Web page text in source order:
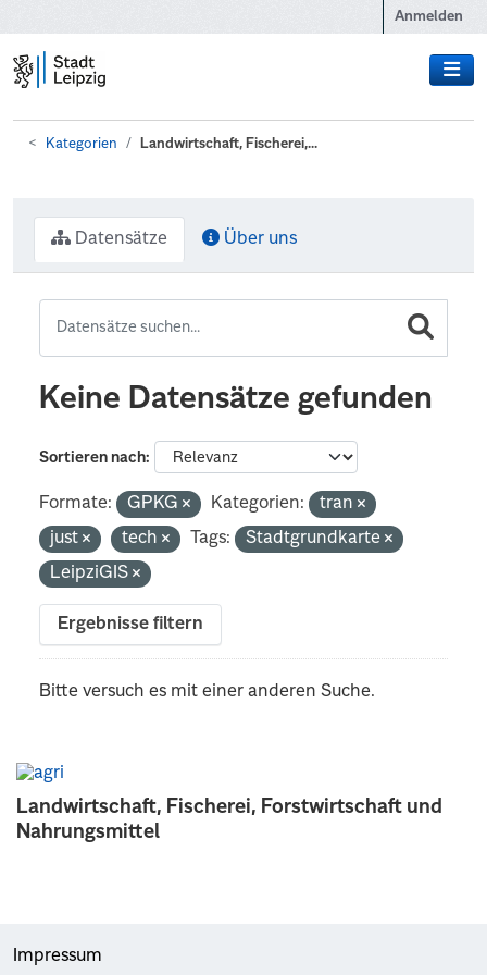
Anmelden
Kategorien Landwirtschaft, Fischerei,...
Landwirtschaft, Fischerei, Forstwirtschaft und
Nahrungsmittel
Datensätze Über uns
Keine Datensätze gefunden
Sortieren nach
Formate: GPKG Kategorien:
tran
just
tech Tags:
Stadtgrundkarte
LeipziGIS
Ergebnisse filtern
Bitte versuch es mit einer anderen Suche.
Impressum